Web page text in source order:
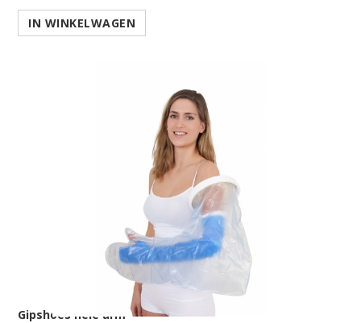
IN WINKELWAGEN
Gipshoes hele arm